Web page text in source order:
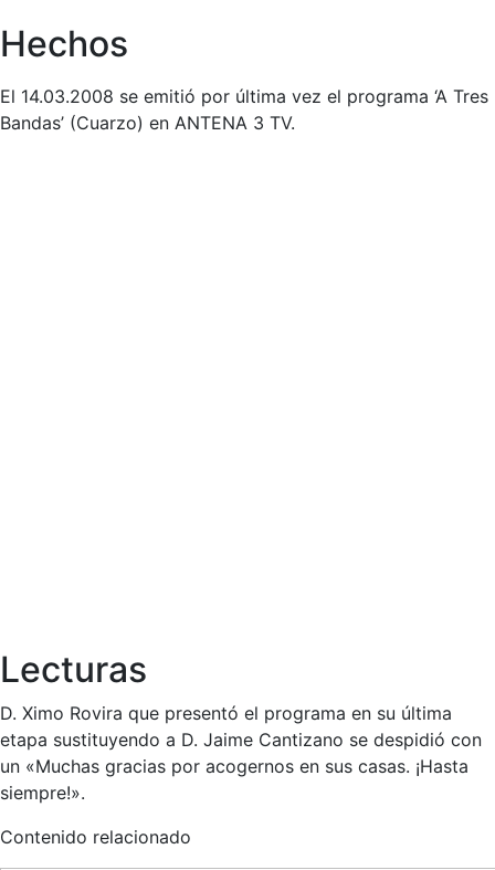
Hechos
El 14.03.2008 se emitió por última vez el programa ‘A Tres
Bandas’ (Cuarzo) en ANTENA 3 TV.
Lecturas
D. Ximo Rovira que presentó el programa en su última
etapa sustituyendo a D. Jaime Cantizano se despidió con
un «Muchas gracias por acogernos en sus casas. ¡Hasta
siempre!».
Contenido relacionado